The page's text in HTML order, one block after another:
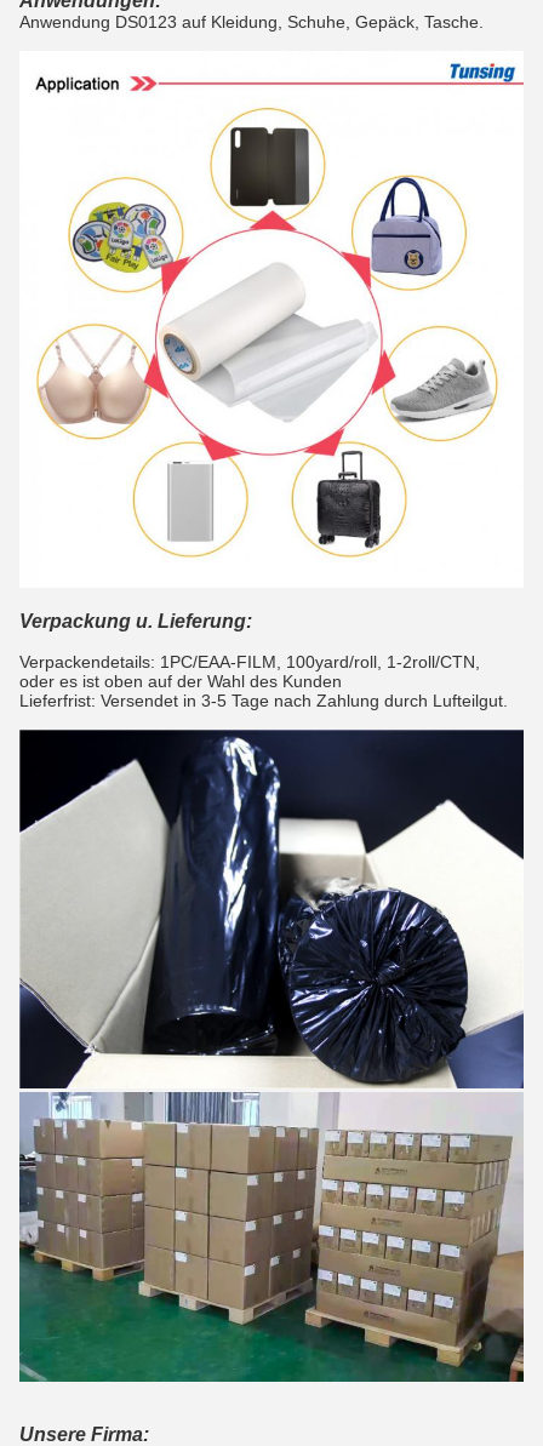
Anwendung DS0123 auf Kleidung, Schuhe, Gepäck, Tasche.
Verpackung u. Lieferung:
Verpackendetails: 1PC/EAA-FILM, 100yard/roll, 1-2roll/CTN,
oder es ist oben auf der Wahl des Kunden
Lieferfrist: Versendet in 3-5 Tage nach Zahlung durch Lufteilgut.
Unsere Firma: